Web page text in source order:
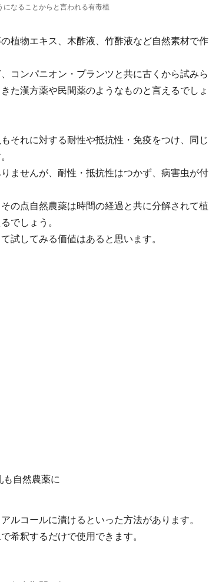
なることからと言われる有毒植
植物エキス、木酢液、竹酢液など自然素材で作
コンパニオン・プランツと共に古くから試みら
た漢方薬や民間薬のようなものと言えるでしょ
それに対する耐性や抵抗性・免疫をつけ、同じ
ませんが、耐性・抵抗性はつかず、病害虫が付
の点自然農薬は時間の経過と共に分解されて植
でしょう。
試してみる価値はあると思います。
ルコールに漬けるといった方法があります。
希釈するだけで使用できます。